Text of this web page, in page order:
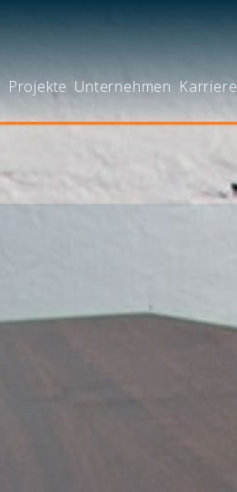
Projekte Unternehmen Karriere